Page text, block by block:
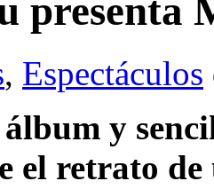
, Espectáculos
álbum y
el retrato